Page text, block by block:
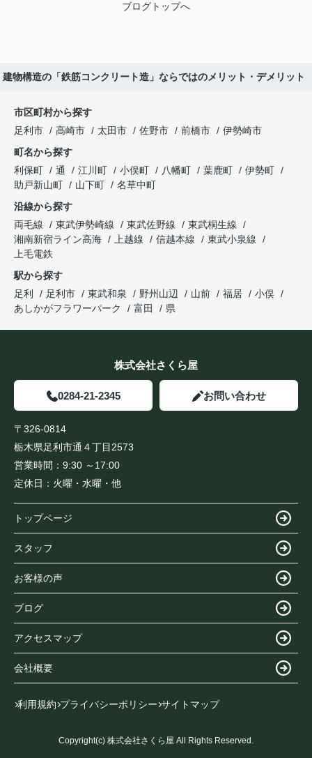
ブログトップへ
建物構造の「鉄筋コンクリート造」ならではのメリット・デメリット
市区町村から探す
足利市
高崎市 太田市 佐野市 前橋市
伊勢崎市
町名から探す
利保町
通 江川町 小俣町 八幡町 葉鹿町
伊勢町
助戸新山町
山下町
名草中町
沿線から探す
両毛線
東武伊勢崎線 東武佐野線
東武桐生線
湘南新宿ライン高海
上越線 信越本線
東武小泉線
上毛電鉄
駅から探す
足利
足利市 東武和泉 野州山辺 山前 福居
小俣
あしかがフラワーパーク
富田 県
株式会社さくら屋
0284-21-2345 お問い合わせ
〒326-0814
栃木県足利市通４丁目2573
営業時間： 9:30 ～17:00
定休日： 火曜・水曜・他
トップページ
スタッフ
お客様の声
ブログ
アクセスマップ
会社概要
利用規約 プライバシーポリシー サイトマップ
Copyright(c) 株式会社さくら屋 All Rights Reserved.